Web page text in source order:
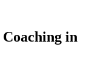
in